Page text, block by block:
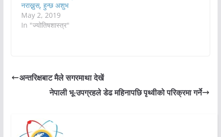
नराख्नुस्, हुन्छ अशुभ
May 2, 2019
In "ज्योतिषशास्त्र"
अन्तरिक्षबाट मैले सगरमाथा देखें
नेपाली भू-उपग्रहले डेढ महिनापछि पृथ्वीको परिक्रमा गर्ने